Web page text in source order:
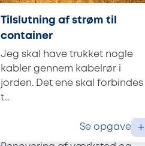
Tilslutning af strøm til
container
Jeg skal have trukket nogle
kabler gennem kabelrør i
jorden. Det ene skal forbindes
t...
Se opgave +